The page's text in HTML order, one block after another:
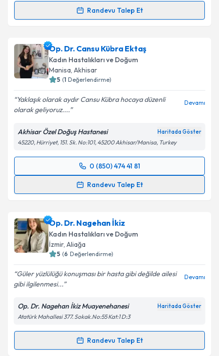
Randevu Talep Et
Randevu Takvimi Talebi
Op. Dr. Damla Sönmez Yalçınkaya
takvimi talebi oluşturun. Size bu uzmandan randevu
almanız için bir takvim hazırlandığında e-posta ile
bilgilendireceğiz.
E-posta Adresiniz
Kişisel verilerimin işlenmesine ilişkinAydınlatma
Metni'ni okudum ve kişisel verilerimin belirtilen
kapsamda işlenmesini kabul ediyorum.
Takvim Talebini Gönder
Op. Dr. Cansu Kübra Ektaş
Kadın Hastalıkları ve Doğum
Manisa, Akhisar
5 (1 Değerlendirme)
Yaklaşık olarak aydır Cansu Kübra hocaya düzenli
olarak geliyoruz....
Devamı
Akhisar Özel Doğuş Hastanesi Haritada Göster
45220, Hürriyet, 151. Sk. No:101, 45200 Akhisar/Manisa, Turkey
0 (850) 474 41 81
Randevu Talep Et
Randevu Takvimi Talebi
için bir takvim hazırlandığında e-posta ile
bilgilendireceğiz.
E-posta Adresiniz
Kişisel verilerimin işlenmesine ilişkin
Metni'ni okudum ve kişisel verilerimin belirtilen
kapsamda işlenmesini kabul ediyorum.
Takvim Talebini Gönder
Op. Dr. Nagehan İkiz
Kadın Hastalıkları ve Doğum
İzmir, Aliağa
5 (6 Değerlendirme)
Güler yüzlülüğü konuşması bir hasta gibi değilde ailesi
gibi ilgilenmesi...
Devamı
Op. Dr. Nagehan İkiz Muayenehanesi Haritada Göster
Atatürk Mahallesi 377. Sokak.No:55 Kat:1 D:3
Randevu Talep Et
Randevu Takvimi Talebi